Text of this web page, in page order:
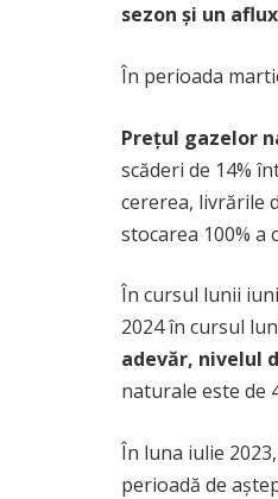
sezon și un
În perioada
Prețul gazelor
scăderi de 14%
cererea, livrările
stocarea 100% a
În cursul lunii
2024 în cursul
adevăr, nivelul
naturale este de
În luna iulie
perioadă de